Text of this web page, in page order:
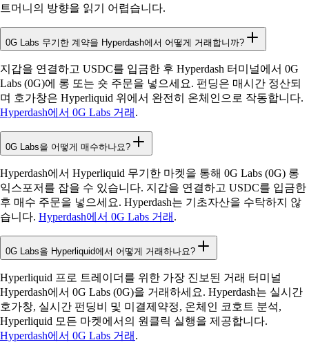
트머니의 방향을 읽기 어렵습니다.
0G Labs 무기한 계약을 Hyperdash에서 어떻게 거래합니까?
지갑을 연결하고 USDC를 입금한 후 Hyperdash 터미널에서 0G
Labs (0G)에 롱 또는 숏 주문을 넣으세요. 펀딩은 매시간 정산되
며 호가창은 Hyperliquid 위에서 완전히 온체인으로 작동합니다.
Hyperdash에서 0G Labs 거래 .
0G Labs을 어떻게 매수하나요?
Hyperdash에서 Hyperliquid 무기한 마켓을 통해 0G Labs (0G) 롱
익스포저를 잡을 수 있습니다. 지갑을 연결하고 USDC를 입금한
후 매수 주문을 넣으세요. Hyperdash는 기초자산을 수탁하지 않
습니다. Hyperdash에서 0G Labs 거래 .
0G Labs을 Hyperliquid에서 어떻게 거래하나요?
Hyperliquid 프로 트레이더를 위한 가장 진보된 거래 터미널
Hyperdash에서 0G Labs (0G)을 거래하세요. Hyperdash는 실시간
호가창, 실시간 펀딩비 및 미결제약정, 온체인 코호트 분석,
Hyperliquid 모든 마켓에서의 원클릭 실행을 제공합니다.
Hyperdash에서 0G Labs 거래 .